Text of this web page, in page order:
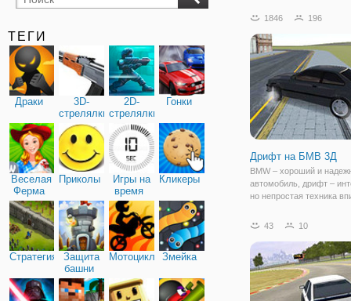
ТЕГИ
Драки
3D-
стрелялки
2D-
стрелялки
Гонки
Веселая
Ферма
Приколы
Игры на
время
Кликеры
Стратегия
Защита
башни
МотоциклыЗмейка
1846 196
Дрифт на БМВ 3Д
BMW – хороший и
автомобиль, дрифт –
но непростая техника
эти две составляющие?
принципе, в названии
43 10